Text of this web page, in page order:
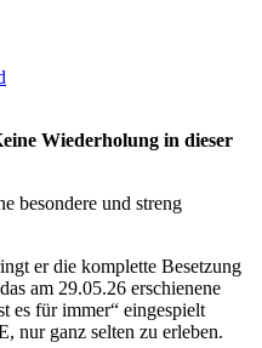
Wiederholung in dieser
besondere und streng
er die komplette Besetzung
am 29.05.26 erschienene
es für immer“ eingespielt
nur ganz selten zu erleben.